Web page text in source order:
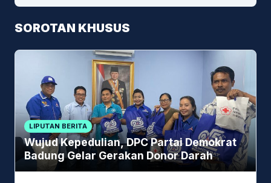
SOROTAN KHUSUS
LIPUTAN BERITA
Wujud Kepedulian, DPC Partai Demokrat
Badung Gelar Gerakan Donor Darah